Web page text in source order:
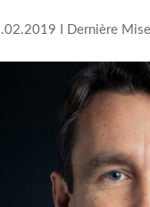
I Dernière